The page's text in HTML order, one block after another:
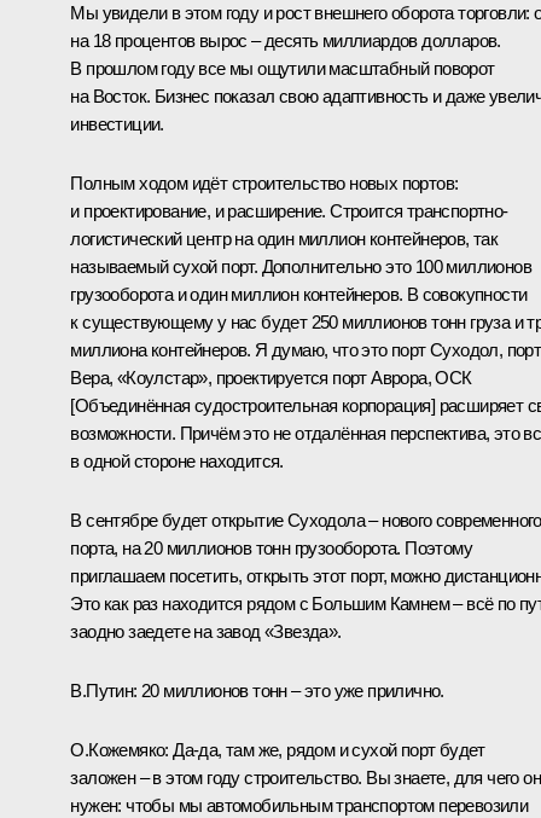
Мы увидели в этом году и рост внешнего оборота торговли:
на 18 процентов вырос – десять миллиардов долларов.
В прошлом году все мы ощутили масштабный поворот
на Восток. Бизнес показал свою адаптивность и даже
инвестиции.
Полным ходом идёт строительство новых портов:
и проектирование, и расширение. Строится транспортно-
логистический центр на один миллион контейнеров, так
называемый сухой порт. Дополнительно это 100 миллионов
грузооборота и один миллион контейнеров. В совокупности
к существующему у нас будет 250 миллионов тонн груза и
миллиона контейнеров. Я думаю, что это порт Суходол, порт
Вера, «Коулстар», проектируется порт Аврора, ОСК
[Объединённая судостроительная корпорация] расширяет
возможности. Причём это не отдалённая перспектива, это
в одной стороне находится.
В сентябре будет открытие Суходола – нового современного
порта, на 20 миллионов тонн грузооборота. Поэтому
приглашаем посетить, открыть этот порт, можно
Это как раз находится рядом с Большим Камнем – всё по
заодно заедете на завод «Звезда».
В.Путин: 20 миллионов тонн – это уже прилично.
О.Кожемяко: Да-да, там же, рядом и сухой порт будет
заложен – в этом году строительство. Вы знаете, для чего он
нужен: чтобы мы автомобильным транспортом перевозили